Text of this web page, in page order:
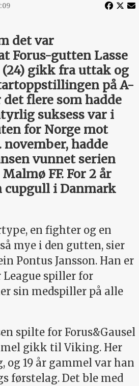
det var
Forus-gutten Lasse
(24) gikk fra uttak og
på A-
flere som hadde
suksess var i
for Norge mot
november, hadde
vunnet serien
FF. For 2 år
cupgull i Danmark
en fighter og en
mye i den gutten, sier
Pontus Jansson. Han er
spiller for
sin medspiller på alle
spilte for Forus&Gausel
gikk til Viking. Her
og 19 år gammel var han
førstelag. Det ble med